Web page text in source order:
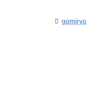
gomiryo